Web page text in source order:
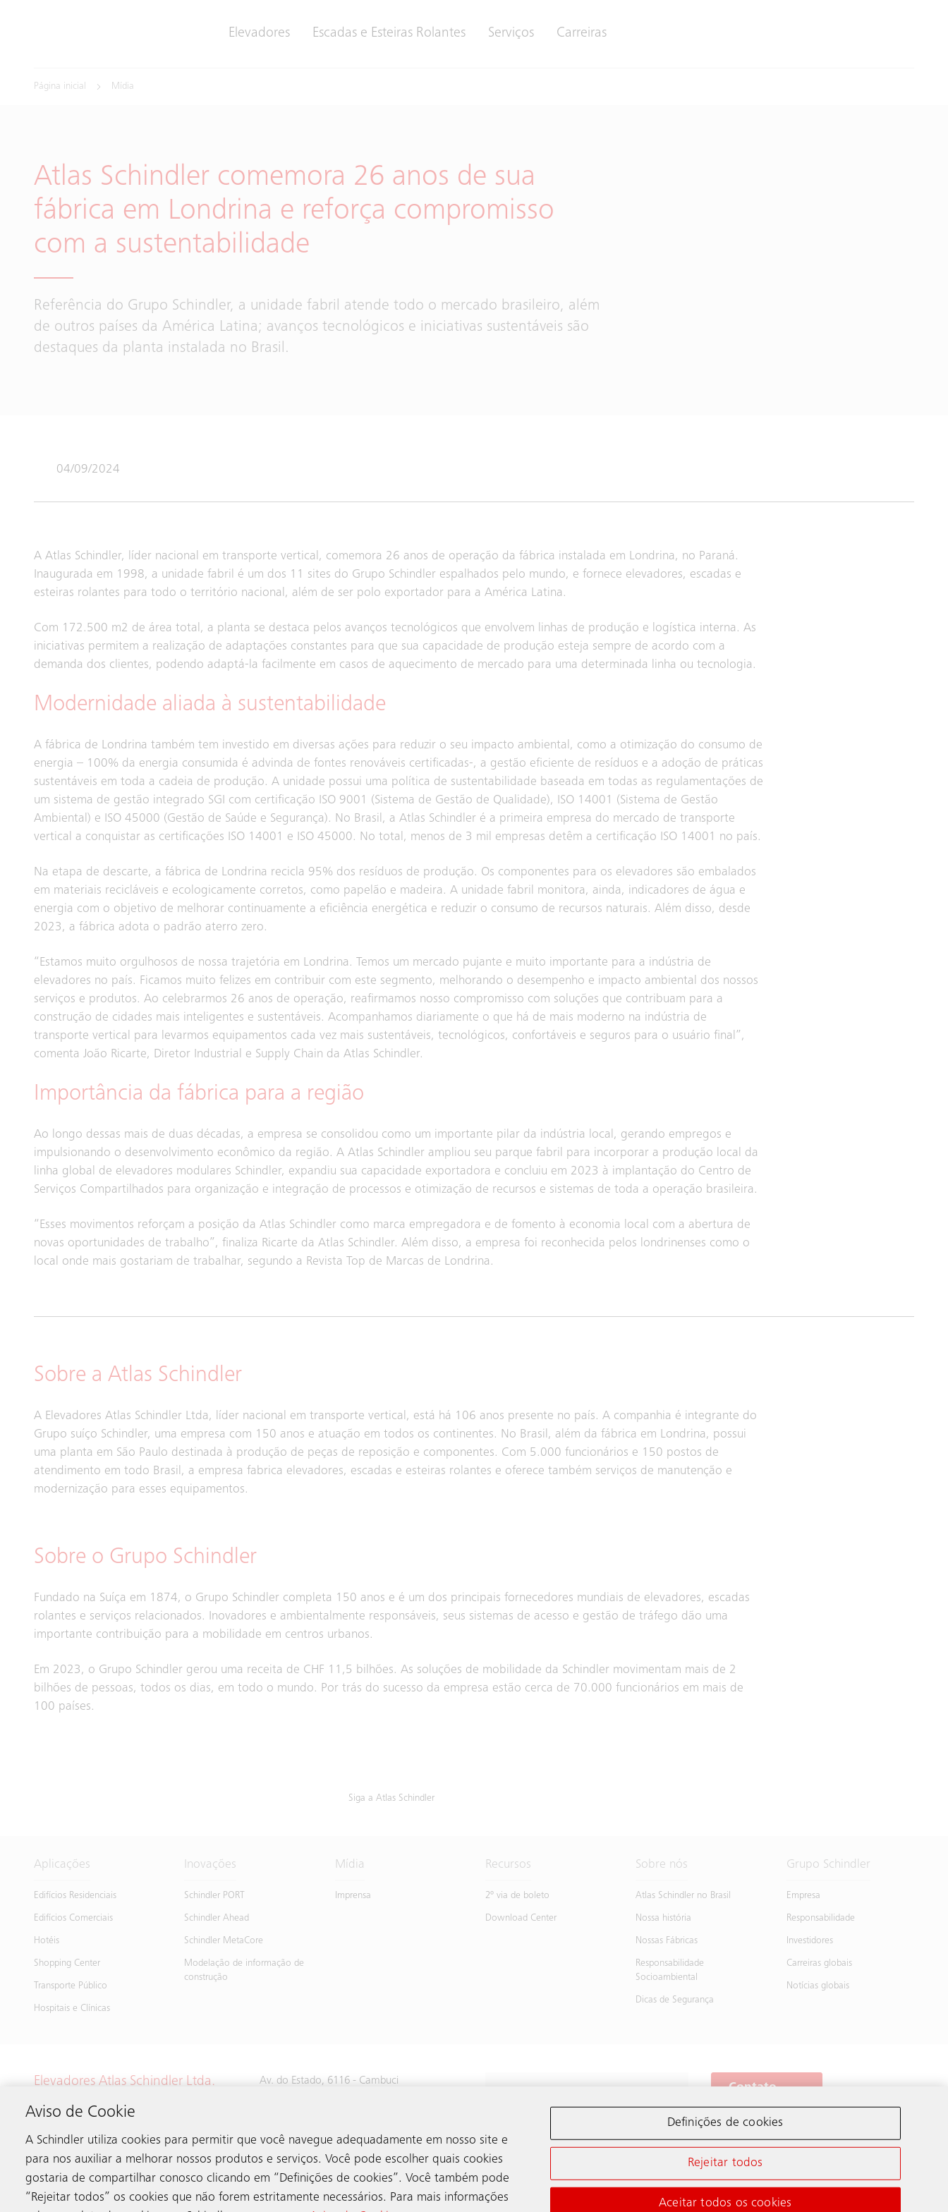
Elevadores Escadas e Esteiras Rolantes Serviços Carreiras
Página inicial Mídia
Atlas Schindler comemora 26 anos de sua
fábrica em Londrina e reforça compromisso
com a sustentabilidade
Referência do Grupo Schindler, a unidade fabril atende todo o mercado brasileiro, além
de outros países da América Latina; avanços tecnológicos e iniciativas sustentáveis são
destaques da planta instalada no Brasil.
04/09/2024
A Atlas Schindler, líder nacional em transporte vertical, comemora 26 anos de operação da fábrica instalada em Londrina, no Paraná.
Inaugurada em 1998, a unidade fabril é um dos 11 sites do Grupo Schindler espalhados pelo mundo, e fornece elevadores, escadas e
esteiras rolantes para todo o território nacional, além de ser polo exportador para a América Latina.
Com 172.500 m2 de área total, a planta se destaca pelos avanços tecnológicos que envolvem linhas de produção e logística interna. As
iniciativas permitem a realização de adaptações constantes para que sua capacidade de produção esteja sempre de acordo com a
demanda dos clientes, podendo adaptá-la facilmente em casos de aquecimento de mercado para uma determinada linha ou tecnologia.
Modernidade aliada à sustentabilidade
A fábrica de Londrina também tem investido em diversas ações para reduzir o seu impacto ambiental, como a otimização do consumo de
energia – 100% da energia consumida é advinda de fontes renováveis certificadas-, a gestão eficiente de resíduos e a adoção de práticas
sustentáveis em toda a cadeia de produção. A unidade possui uma política de sustentabilidade baseada em todas as regulamentações de
um sistema de gestão integrado SGI com certificação ISO 9001 (Sistema de Gestão de Qualidade), ISO 14001 (Sistema de Gestão
Ambiental) e ISO 45000 (Gestão de Saúde e Segurança). No Brasil, a Atlas Schindler é a primeira empresa do mercado de transporte
vertical a conquistar as certificações ISO 14001 e ISO 45000. No total, menos de 3 mil empresas detêm a certificação ISO 14001 no país.
Na etapa de descarte, a fábrica de Londrina recicla 95% dos resíduos de produção. Os componentes para os elevadores são embalados
em materiais recicláveis e ecologicamente corretos, como papelão e madeira. A unidade fabril monitora, ainda, indicadores de água e
energia com o objetivo de melhorar continuamente a eficiência energética e reduzir o consumo de recursos naturais. Além disso, desde
2023, a fábrica adota o padrão aterro zero.
“Estamos muito orgulhosos de nossa trajetória em Londrina. Temos um mercado pujante e muito importante para a indústria de
elevadores no país. Ficamos muito felizes em contribuir com este segmento, melhorando o desempenho e impacto ambiental dos nossos
serviços e produtos. Ao celebrarmos 26 anos de operação, reafirmamos nosso compromisso com soluções que contribuam para a
construção de cidades mais inteligentes e sustentáveis. Acompanhamos diariamente o que há de mais moderno na indústria de
transporte vertical para levarmos equipamentos cada vez mais sustentáveis, tecnológicos, confortáveis e seguros para o usuário final”,
comenta João Ricarte, Diretor Industrial e Supply Chain da Atlas Schindler.
Importância da fábrica para a região
Ao longo dessas mais de duas décadas, a empresa se consolidou como um importante pilar da indústria local, gerando empregos e
impulsionando o desenvolvimento econômico da região. A Atlas Schindler ampliou seu parque fabril para incorporar a produção local da
linha global de elevadores modulares Schindler, expandiu sua capacidade exportadora e concluiu em 2023 à implantação do Centro de
Serviços Compartilhados para organização e integração de processos e otimização de recursos e sistemas de toda a operação brasileira.
“Esses movimentos reforçam a posição da Atlas Schindler como marca empregadora e de fomento à economia local com a abertura de
novas oportunidades de trabalho”, finaliza Ricarte da Atlas Schindler. Além disso, a empresa foi reconhecida pelos londrinenses como o
local onde mais gostariam de trabalhar, segundo a Revista Top de Marcas de Londrina.
Sobre a Atlas Schindler
A Elevadores Atlas Schindler Ltda, líder nacional em transporte vertical, está há 106 anos presente no país. A companhia é integrante do
Grupo suíço Schindler, uma empresa com 150 anos e atuação em todos os continentes. No Brasil, além da fábrica em Londrina, possui
uma planta em São Paulo destinada à produção de peças de reposição e componentes. Com 5.000 funcionários e 150 postos de
atendimento em todo Brasil, a empresa fabrica elevadores, escadas e esteiras rolantes e oferece também serviços de manutenção e
modernização para esses equipamentos.
Sobre o Grupo Schindler
Fundado na Suíça em 1874, o Grupo Schindler completa 150 anos e é um dos principais fornecedores mundiais de elevadores, escadas
rolantes e serviços relacionados. Inovadores e ambientalmente responsáveis, seus sistemas de acesso e gestão de tráfego dão uma
importante contribuição para a mobilidade em centros urbanos.
Em 2023, o Grupo Schindler gerou uma receita de CHF 11,5 bilhões. As soluções de mobilidade da Schindler movimentam mais de 2
bilhões de pessoas, todos os dias, em todo o mundo. Por trás do sucesso da empresa estão cerca de 70.000 funcionários em mais de
100 países.
Siga a Atlas Schindler
Aplicações
Edifícios Residenciais
Edifícios Comerciais
Hotéis
Shopping Center
Transporte Público
Hospitais e Clínicas
Inovações
Schindler PORT
Schindler Ahead
Schindler MetaCore
Modelação de informação de
construção
Mídia
Imprensa
Recursos
2º via de boleto
Download Center
Sobre nós
Atlas Schindler no Brasil
Nossa história
Nossas Fábricas
Responsabilidade
Socioambiental
Dicas de Segurança
Grupo Schindler
Empresa
Responsabilidade
Investidores
Carreiras globais
Notícias globais
Elevadores Atlas Schindler Ltda.
Sede
Av. do Estado, 6116 - Cambuci
Contato
Aviso de Cookie
A Schindler utiliza cookies para permitir que você navegue adequadamente em nosso site e
para nos auxiliar a melhorar nossos produtos e serviços. Você pode escolher quais cookies
gostaria de compartilhar conosco clicando em “Definições de cookies”. Você também pode
“Rejeitar todos” os cookies que não forem estritamente necessários. Para mais informações
Definições de cookies
Rejeitar todos
Aceitar todos os cookies